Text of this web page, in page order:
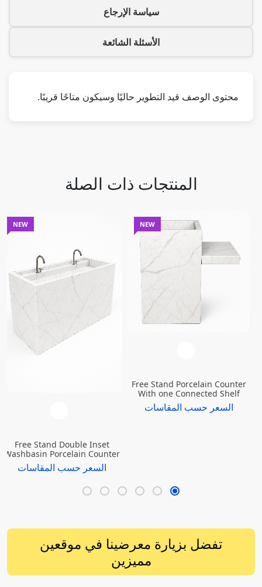
سياسة الإرجاع
الأسئلة الشائعة
محتوى الوصف قيد التطوير حاليًا وسيكون متاحًا قريبًا.
المنتجات ذات الصلة
NEW
Free Stand Double Inset
Washbasin Porcelain Counter
السعر حسب المقاسات
NEW
Free Stand Porcelain Counter
With one Connected Shelf
السعر حسب المقاسات
تفضل بزيارة معرضينا في موقعين
مميزين